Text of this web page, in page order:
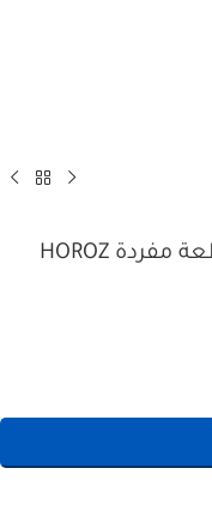
سبرنك تعليق لاينر فقط نهاية قطعة مفردة HOROZ